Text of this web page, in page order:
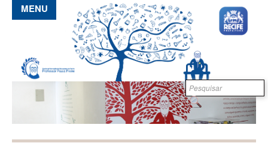
Pular para o conteúdo principal
Formulário de
busca
MENU